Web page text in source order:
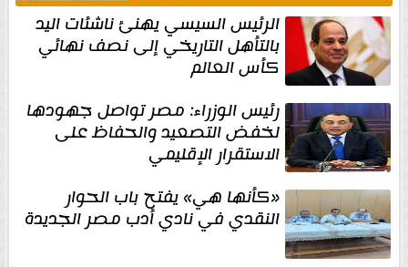
الرئيس السيسي يهنئ ناشئات اليد
بالتأهل التاريخي إلى نصف نهائي
كأس العالم
رئيس الوزراء: مصر تواصل جهودها
لخفض التصعيد والحفاظ على
الاستقرار الإقليمي
«كأنها هي» يفتح باب الحوار
النقدي في نادي أدب مصر الجديدة